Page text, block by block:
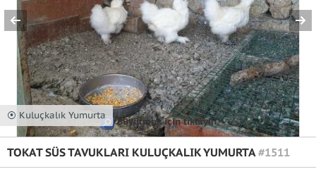
⦿ Kuluçkalık Yumurta
Büyütmek için tıklayın
TOKAT SÜS TAVUKLARI KULUÇKALIK YUMURTA#1511